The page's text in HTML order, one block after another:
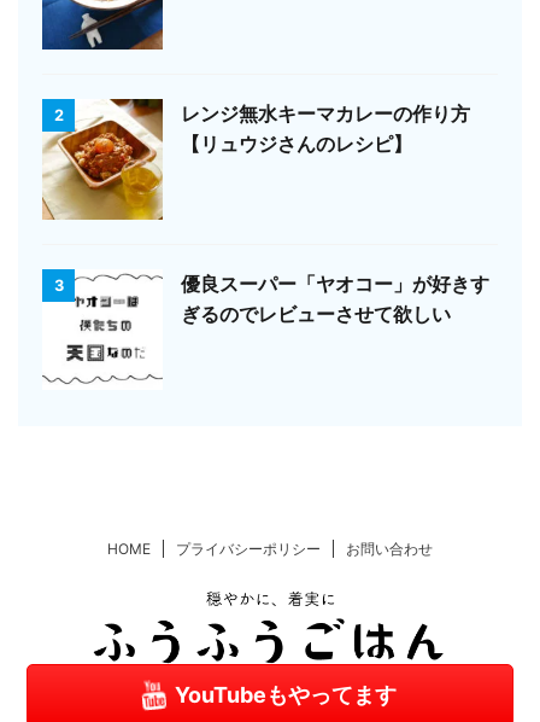
2
レンジ無水キーマカレーの作り方
【リュウジさんのレシピ】
3
優良スーパー「ヤオコー」が好きす
ぎるのでレビューさせて欲しい
HOME プライバシーポリシー お問い合わせ
Copyright© ふうふうごはん , 2026 All Rights Reserved.
YouTubeもやってます